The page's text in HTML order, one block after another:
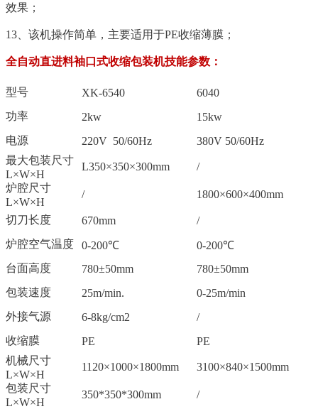
效果；
13、该机操作简单，主要适用于PE收缩薄膜；
全自动直进料袖口式收缩包装机技能参数：
型号 XK-6540
6040
功率
2kw
15kw
电源
220V 50/60Hz
380V 50/60Hz
最大包装尺寸
L×W×H
L350×350×300mm
/
炉腔尺寸
L×W×H
/ 1800×600×400mm
切刀长度 670mm
/
炉腔空气温度
0-200℃
0-200℃
台面高度
780±50mm
780±50mm
包装速度
25m/min.
0-25m/min
外接气源
6-8kg/cm2
/
收缩膜
PE
PE
机械尺寸
L×W×H
1120×1000×1800mm
3100×840×1500mm
包装尺寸
L×W×H
350*350*300mm /